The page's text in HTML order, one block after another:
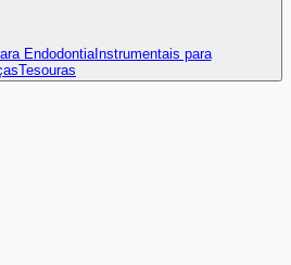
EndodontiaInstrumentais para
Tesouras